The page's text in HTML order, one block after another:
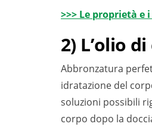
>>> Le proprietà e
2) L’olio
Abbronzatura
idratazione del
soluzioni possibili
corpo dopo la